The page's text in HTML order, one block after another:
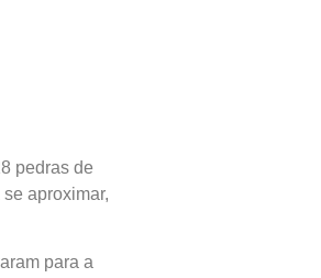
pedras de
aproximar,
para a